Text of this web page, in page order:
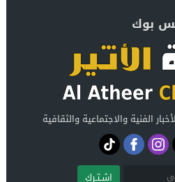
بوك
الفنية والاجتماعية والثقافية
اشـتـرك